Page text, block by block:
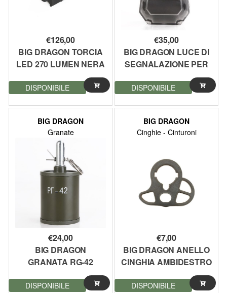
€126,00
BIG DRAGON TORCIA
LED 270 LUMEN NERA
DISPONIBILE
€35,00
BIG DRAGON LUCE DI
SEGNALAZIONE PER
ELMETTI NERO
(BD9120B)
DISPONIBILE
BIG DRAGON
Granate
€24,00
BIG DRAGON
GRANATA RG-42
DUMMY (BD9563)
DISPONIBILE
BIG DRAGON
Cinghie - Cinturoni
€7,00
BIG DRAGON ANELLO
CINGHIA AMBIDESTRO
IN METALLO PER M4
(BD-3302)
DISPONIBILE